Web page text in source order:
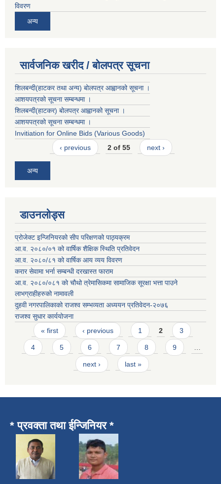
विवरण
अन्य
सार्वजनिक खरीद / बोलपत्र सूचना
शिलबन्दी(हाटकर तथा अन्य) बोलपत्र आह्वानको सूचना ।
आशयपत्रको सूचना सम्बन्धमा ।
शिलबन्दी(हाटकर) बोलपत्र आह्वानको सूचना ।
आशयपत्रको सूचना सम्बन्धमा ।
Invitiation for Online Bids (Various Goods)
‹ previous
2 of 55 next ›
अन्य
डाउनलोड्स
प्रोजेक्ट इन्जिनियरको सीप परिक्षणको पाठ्यक्रम
आ.व. २०८०/०१ को वार्षिक शैक्षिक स्थिति प्रतिवेदन
आ.व. २०८०/८१ को वार्षिक आय व्यय विवरण
करार सेवामा भर्ना सम्बन्धी दरखास्त फाराम
आ.व. २०८०/०८१ काे चौथो त्रेमासिकमा सामाजिक सूरक्षा भत्ता पाउने
लाभग्राहीहरुको नामावली
दुहवी नगरपालिकाको राजश्व सम्भव्यता अध्ययन प्रतिवेदन-२०७६
राजश्व सुधार कार्ययोजना
Pages
« first ‹ previous 1 2 3
4 5 6 7 8 9
next › last »
* प्रवक्ता तथा ईन्जिनियर *